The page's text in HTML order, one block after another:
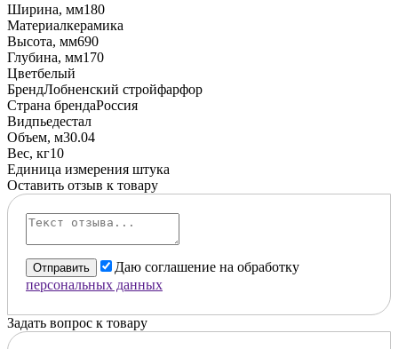
Ширина, мм180
Материалкерамика
Высота, мм690
Глубина, мм170
Цветбелый
БрендЛобненский стройфарфор
Страна брендаРоссия
Видпьедестал
Объем, м30.04
Вес, кг10
Единица измерения штука
Оставить отзыв к товару
Отправить
Даю соглашение на обработку
персональных данных
Задать вопрос к товару